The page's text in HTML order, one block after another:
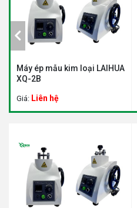
Máy ép mẫu kim loại LAIHUA
XQ-2B
Giá: Liên hệ